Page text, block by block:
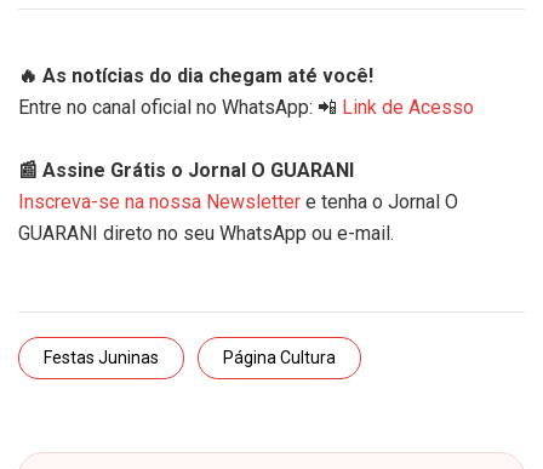
🔥 As notícias do dia chegam até você!
Entre no canal oficial no WhatsApp: 📲 Link de Acesso
📰 Assine Grátis o Jornal O GUARANI
Inscreva-se na nossa Newsletter e tenha o Jornal O
GUARANI direto no seu WhatsApp ou e-mail.
Festas Juninas Página Cultura